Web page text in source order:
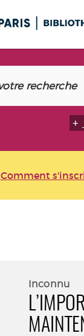
Comment
Inconnu